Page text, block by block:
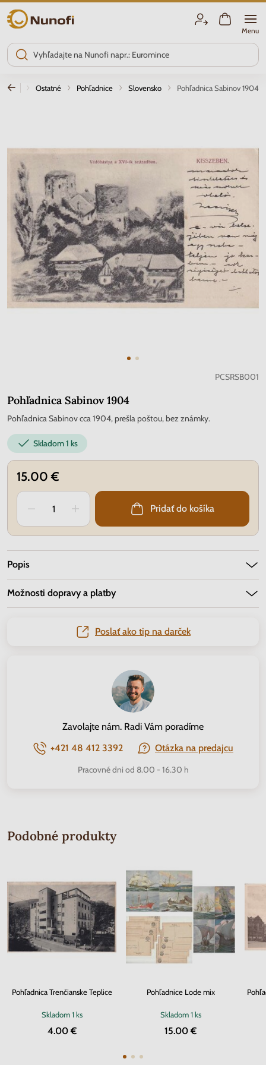
Nunofi.sk
Menu
Úvod Ostatné Pohľadnice Slovensko Pohľadnica Sabinov 1904
PCSRSB001
Pohľadnica Sabinov 1904
Pohľadnica Sabinov cca 1904, prešla poštou, bez známky.
Skladom1 ks
15.00 €
Pridať do košíka
Popis
Možnosti dopravy a platby
Poslať ako tip na darček
Zavolajte nám. Radi Vám poradíme
+421 48 412 3392
Otázka na predajcu
Pracovné dni od 8.00 - 16.30 h
Podobné produkty
Pohľadnica Trenčianske Teplice
Skladom1 ks
4.00 €
Pohľadnice Lode mix
Skladom1 ks
15.00 €